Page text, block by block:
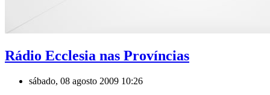
Rádio Ecclesia nas Províncias
sábado, 08 agosto 2009 10:26